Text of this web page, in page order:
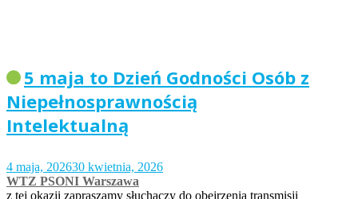
5 maja to Dzień Godności Osób z
Niepełnosprawnością
Intelektualną
4 maja, 202630 kwietnia, 2026
WTZ PSONI Warszawa
z tej okazji zapraszamy słuchaczy do obejrzenia transmisji